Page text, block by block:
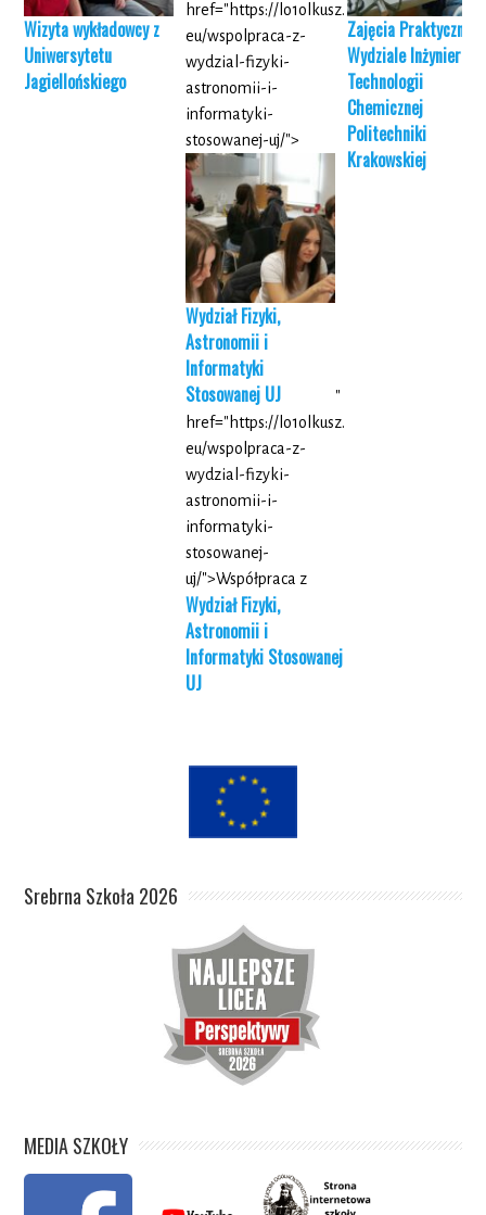
Wizyta wykładowcy z
Uniwersytetu
Jagiellońskiego
href="https://lo1olkusz.
eu/wspolpraca-z-
wydzial-fizyki-
astronomii-i-
informatyki-
stosowanej-uj/">
Wydział Fizyki,
Astronomii i
Informatyki
Stosowanej UJ
"
href="https://lo1olkusz.
eu/wspolpraca-z-
wydzial-fizyki-
astronomii-i-
informatyki-
stosowanej-
uj/">Współpraca z
Wydział Fizyki,
Astronomii i
Informatyki Stosowanej
UJ
Zajęcia Praktyczne
Wydziale Inżynierii i
Technologii
Chemicznej
Politechniki
Krakowskiej
Srebrna Szkoła 2026
MEDIA SZKOŁY